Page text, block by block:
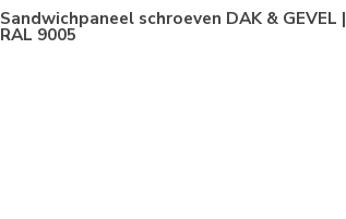
Sandwichpaneel schroeven DAK & GEVEL |
RAL 9005